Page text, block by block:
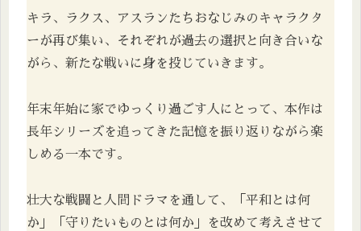
キラ、ラクス、アスランたちおなじみのキャラクタ
ーが再び集い、それぞれが過去の選択と向き合いな
がら、新たな戦いに身を投じていきます。
年末年始に家でゆっくり過ごす人にとって、本作は
長年シリーズを追ってきた記憶を振り返りながら楽
しめる一本です。
壮大な戦闘と人間ドラマを通して、「平和とは何
か」「守りたいものとは何か」を改めて考えさせて